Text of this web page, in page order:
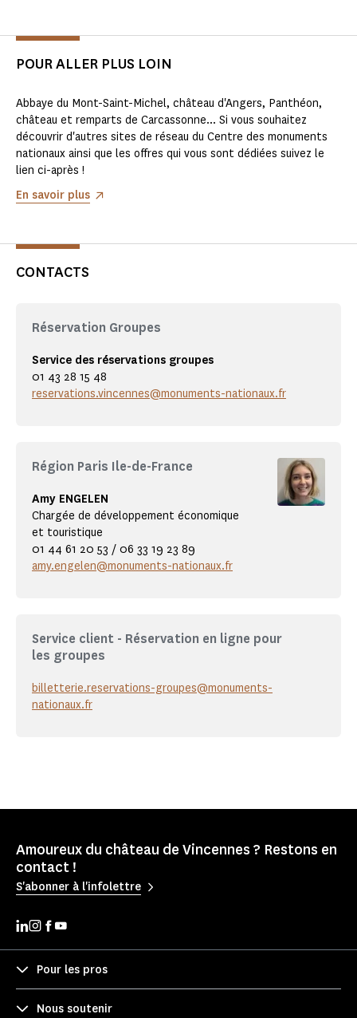
POUR ALLER PLUS LOIN
Abbaye du Mont-Saint-Michel, château d'Angers, Panthéon,
château et remparts de Carcassonne... Si vous souhaitez
découvrir d'autres sites de réseau du Centre des monuments
nationaux ainsi que les offres qui vous sont dédiées suivez le
lien ci-après !
En savoir plus
CONTACTS
Réservation Groupes
Service des réservations groupes
01 43 28 15 48
reservations.vincennes@monuments-nationaux.fr
Région Paris Ile-de-France
Amy ENGELEN
Chargée de développement économique
et touristique
01 44 61 20 53 / 06 33 19 23 89
amy.engelen@monuments-nationaux.fr
Service client - Réservation en ligne pour
les groupes
billetterie.reservations-groupes@monuments-
nationaux.fr
Amoureux du château de Vincennes ? Restons en
contact !
S'abonner à l'infolettre
Pour les pros
Nous soutenir